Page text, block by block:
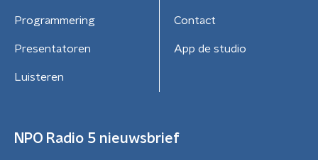
Programmering
Presentatoren
Luisteren
Contact
App de studio
NPO Radio 5 nieuwsbrief